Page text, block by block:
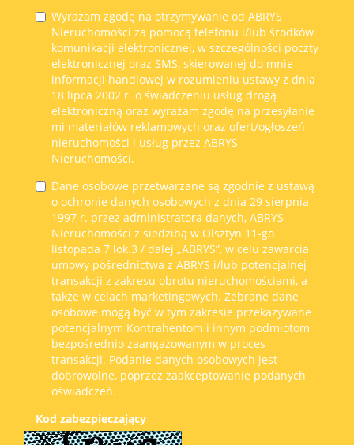
Wyrażam zgodę na otrzymywanie od ABRYS
Nieruchomości za pomocą telefonu i/lub środków
komunikacji elektronicznej, w szczególności poczty
elektronicznej oraz SMS, skierowanej do mnie
informacji handlowej w rozumieniu ustawy z dnia
18 lipca 2002 r. o świadczeniu usług drogą
elektroniczną oraz wyrażam zgodę na przesyłanie
mi materiałów reklamowych oraz ofert/ogłoszeń
nieruchomości i usług przez ABRYS
Nieruchomości.
Dane osobowe przetwarzane są zgodnie z ustawą
o ochronie danych osobowych z dnia 29 sierpnia
1997 r. przez administratora danych, ABRYS
Nieruchomości z siedzibą w Olsztyn 11-go
listopada 7 lok.3 / dalej „ABRYS”, w celu zawarcia
umowy pośrednictwa z ABRYS i/lub potencjalnej
transakcji z zakresu obrotu nieruchomościami, a
także w celach marketingowych. Zebrane dane
osobowe mogą być w tym zakresie przekazywane
potencjalnym Kontrahentom i innym podmiotom
bezpośrednio zaangażowanym w proces
transakcji. Podanie danych osobowych jest
dobrowolne, poprzez zaakceptowanie podanych
oświadczeń.
Kod zabezpieczający